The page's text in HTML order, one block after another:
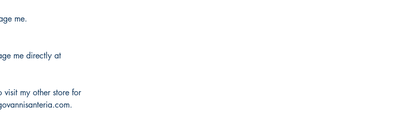
me.
me directly at
visit my other store for